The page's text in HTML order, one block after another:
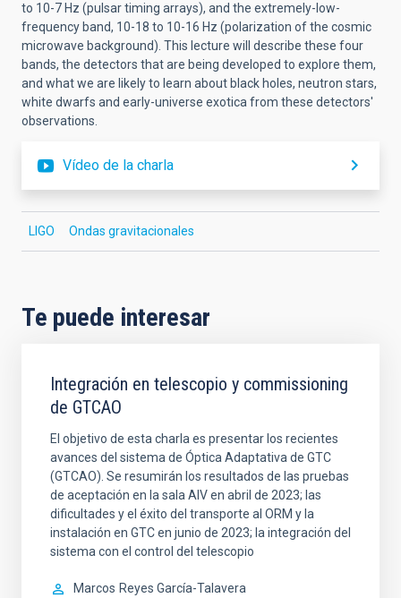
to 10-7 Hz (pulsar timing arrays), and the extremely-low-
frequency band, 10-18 to 10-16 Hz (polarization of the cosmic
microwave background). This lecture will describe these four
bands, the detectors that are being developed to explore them,
and what we are likely to learn about black holes, neutron stars,
white dwarfs and early-universe exotica from these detectors'
observations.
Vídeo de la charla
LIGO Ondas gravitacionales
Te puede interesar
Integración en telescopio y commissioning
de GTCAO
El objetivo de esta charla es presentar los recientes
avances del sistema de Óptica Adaptativa de GTC
(GTCAO). Se resumirán los resultados de las pruebas
de aceptación en la sala AIV en abril de 2023; las
dificultades y el éxito del transporte al ORM y la
instalación en GTC en junio de 2023; la integración del
sistema con el control del telescopio
Marcos Reyes García-Talavera